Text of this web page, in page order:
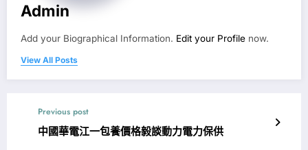
Admin
Add your Biographical Information. Edit your Profile now.
View All Posts
Previous post
中國華電江一包養價格毅談動力電力保供